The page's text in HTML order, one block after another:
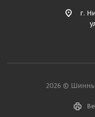
г.
2026 ©